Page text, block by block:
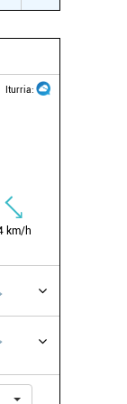
Iturria:
km/h